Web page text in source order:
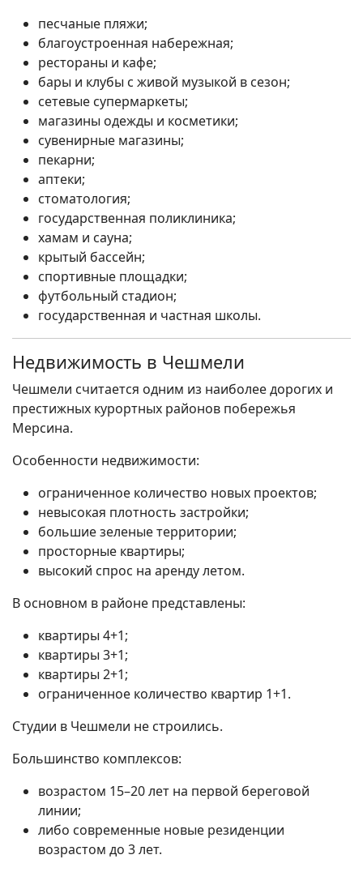
песчаные пляжи;
благоустроенная набережная;
рестораны и кафе;
бары и клубы с живой музыкой в сезон;
сетевые супермаркеты;
магазины одежды и косметики;
сувенирные магазины;
пекарни;
аптеки;
стоматология;
государственная поликлиника;
хамам и сауна;
крытый бассейн;
спортивные площадки;
футбольный стадион;
государственная и частная школы.
Недвижимость в Чешмели
Чешмели считается одним из наиболее дорогих и
престижных курортных районов побережья
Мерсина.
Особенности недвижимости:
ограниченное количество новых проектов;
невысокая плотность застройки;
большие зеленые территории;
просторные квартиры;
высокий спрос на аренду летом.
В основном в районе представлены:
квартиры 4+1;
квартиры 3+1;
квартиры 2+1;
ограниченное количество квартир 1+1.
Студии в Чешмели не строились.
Большинство комплексов:
возрастом 15–20 лет на первой береговой
линии;
либо современные новые резиденции
возрастом до 3 лет.